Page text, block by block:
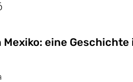
- 22.08.2026
Mexiko: eine Geschichte